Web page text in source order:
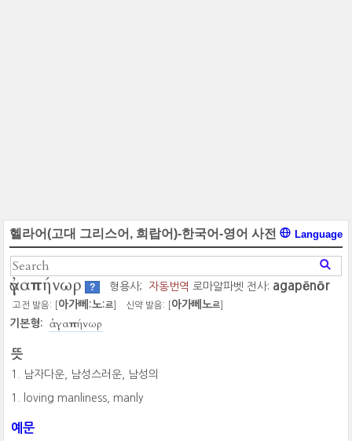
헬라어(고대 그리스어, 희랍어)-한국어-영어 사전 Language
ἀγαπήνωρ ? 형용사; 자동번역 로마알파벳 전사: agapēnōr
고전 발음: [ 아가뻬:노:르 신약 발음: [ 아가뻬노르
기본형: ἀγαπήνωρ
뜻
남자다운, 남성스러운, 남성의
loving manliness, manly
예문